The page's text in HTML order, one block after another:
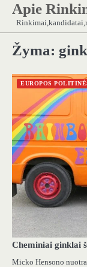
Skip
content
Apie
Žyma:
EUROPOS
Cheminiai ginklai
Micko Hensono